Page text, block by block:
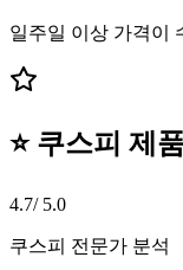
일주일 이상 가격이
⭐ 쿠스피 제
4.7/ 5.0
쿠스피 전문가 분석